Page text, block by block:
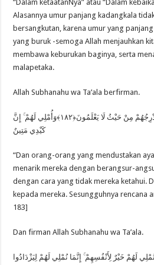
“Dalam ketaatanNya” atau “Dalam
Alasannya umur panjang kadangkala
bersangkutan, karena umur yang
yang buruk -semoga Allah menjauhkan
membawa keburukan baginya, serta
malapetaka.
Allah Subhanahu wa Ta’ala berfirman.
وَالَّذِينَ كَذَّبُوا بِآيَاتِنَا سَنَسْتَدْرِجُهُمْ مِنْ حَيْثُ لَا يَعْلَمُونَ﴿١٨٢﴾وَأُمْلِي لَهُمْ ۚ إِنَّ
كَيْدِي مَتِينٌ
“Dan orang-orang yang mendustakan
menarik mereka dengan berangsur-
dengan cara yang tidak mereka ketahui.
kepada mereka. Sesungguhnya rencana
183]
Dan firman Allah Subhanahu wa Ta’ala.
لَهُمْ خَيْرٌ لِأَنْفُسِهِمْ ۚ إِنَّمَا نُمْلِي لَهُمْ لِيَزْدَادُوا